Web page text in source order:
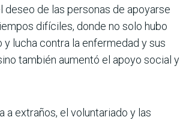
deseo de las personas de apoyarse
difíciles, donde no solo hubo
y lucha contra la enfermedad y sus
también aumentó el apoyo social y
a extraños, el voluntariado y las